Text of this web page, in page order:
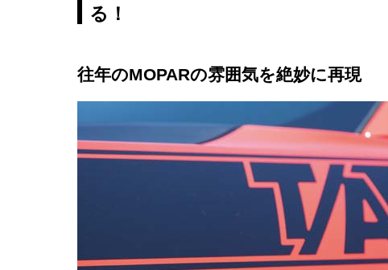
る！
往年のMOPARの雰囲気を絶妙に再現